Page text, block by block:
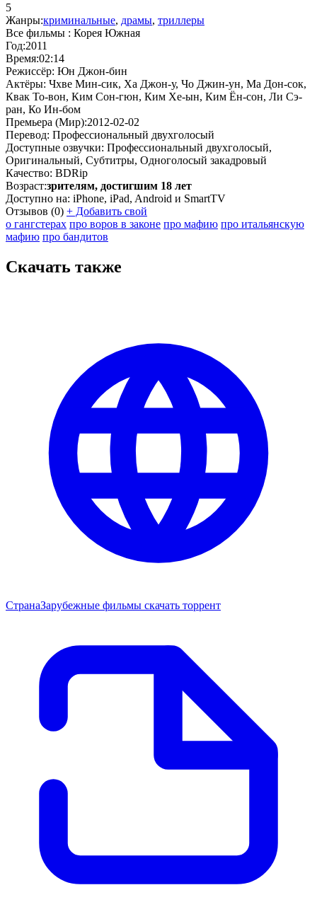
5
Жанры:криминальные, драмы, триллеры
Все фильмы : Корея Южная
Год:2011
Время:02:14
Режиссёр: Юн Джон-бин
Актёры: Чхве Мин-сик, Ха Джон-у, Чо Джин-ун, Ма Дон-сок,
Квак То-вон, Ким Сон-гюн, Ким Хе-ын, Ким Ён-сон, Ли Сэ-
ран, Ко Ин-бом
Премьера (Мир):2012-02-02
Перевод: Профессиональный двухголосый
Доступные озвучки: Профессиональный двухголосый,
Оригинальный, Субтитры, Одноголосый закадровый
Качество: BDRip
Возраст:зрителям, достигшим 18 лет
Доступно на: iPhone, iPad, Android и SmartTV
Отзывов (0) + Добавить свой
о гангстерах про воров в законе про мафию про итальянскую
мафию про бандитов
Скачать также
СтранаЗарубежные фильмы скачать торрент